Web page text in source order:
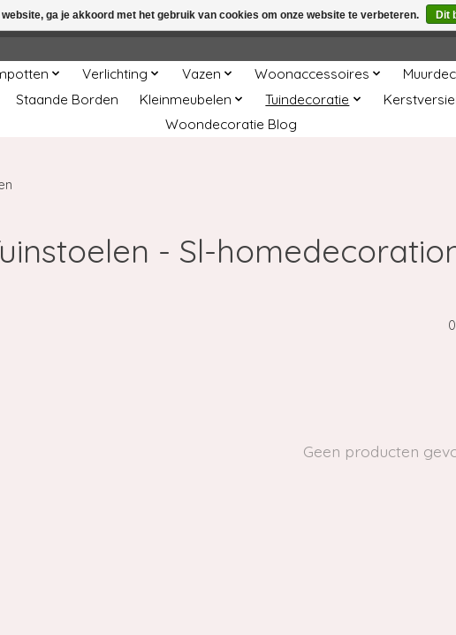
Verlichting Vazen Woonaccessoires
Staande Borden Kleinmeubelen Tuindecoratie
Woondecoratie Blog
- Sl-
Geen producten
ga je akkoord met het gebruik van cookies om onze website te verbeteren. Dit
Deze winkel is in aanbouw. Eventueel geplaatste orders zullen niet